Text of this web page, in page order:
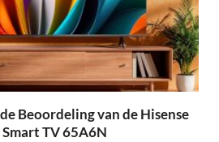
Beoordeling van de Hisense
TV 65A6N